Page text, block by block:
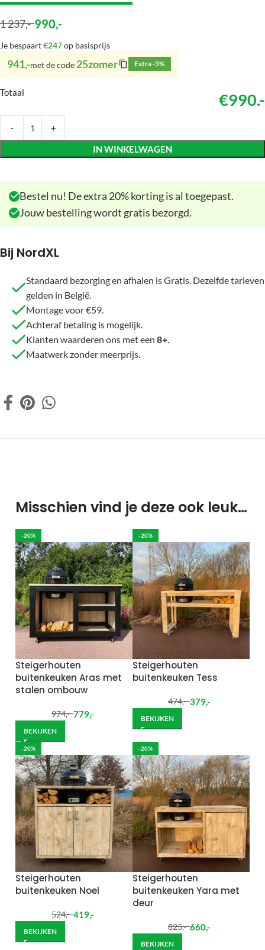
1 237,- 990,-
Je bespaart€247op basisprijs
941,-met de code 25zomer Extra -5%
Totaal €990.-
IN WINKELWAGEN
Bestel nu! De extra 20% korting is al toegepast.
Jouw bestelling wordt gratis bezorgd.
Bij NordXL
Standaard bezorging en afhalen is Gratis. Dezelfde tarieven
gelden in België.
Montage voor €59.
Achteraf betaling is mogelijk.
Klanten waarderen ons met een 8+.
Maatwerk zonder meerprijs.
Misschien vind je deze ook leuk…
-20%
Steigerhouten
buitenkeuken Aras met
stalen ombouw
974,- 779,-
BEKIJKEN
-20%
Steigerhouten
buitenkeuken Tess
474,- 379,-
BEKIJKEN
-20%
Steigerhouten
buitenkeuken Noel
524,- 419,-
BEKIJKEN
-20%
Steigerhouten
buitenkeuken Yara met
deur
825,- 660,-
BEKIJKEN